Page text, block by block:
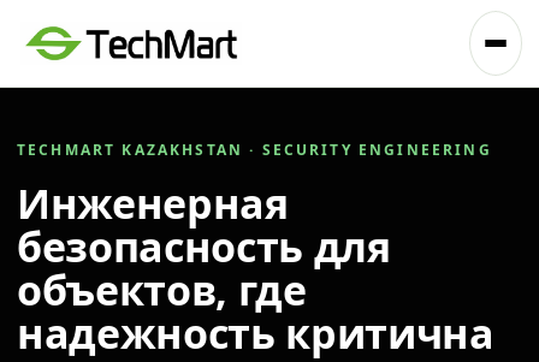
TECHMART KAZAKHSTAN · SECURITY ENGINEERING
Инженерная
безопасность для
объектов, где
надежность критична